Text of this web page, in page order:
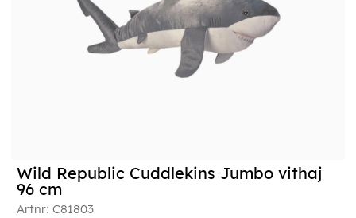
Wild Republic Cuddlekins Jumbo vithaj
96 cm
Artnr: C81803